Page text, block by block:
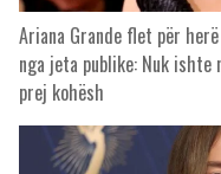
Ariana Grande flet për
nga jeta publike: Nuk
prej kohësh